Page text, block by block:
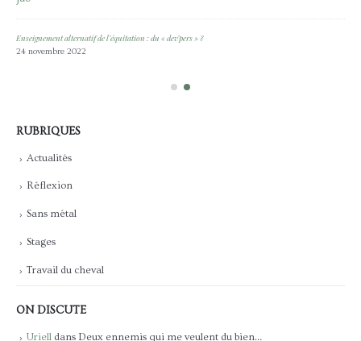
Enseignement alternatif de l’équitation : du « dev’pers » ?
24 novembre 2022
RUBRIQUES
Actualités
Réflexion
Sans métal
Stages
Travail du cheval
ON DISCUTE
Uriell dans Deux ennemis qui me veulent du bien…